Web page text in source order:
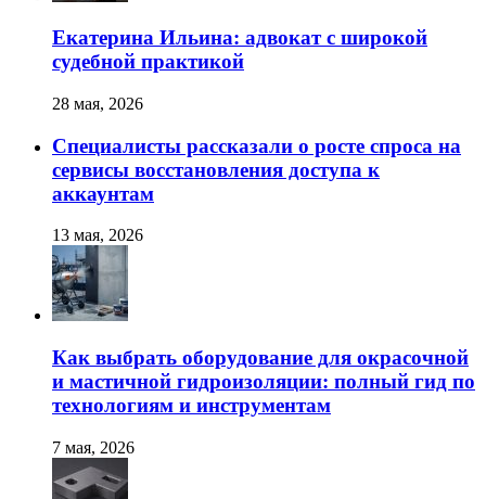
Екатерина Ильина: адвокат с широкой
судебной практикой
28 мая, 2026
Специалисты рассказали о росте спроса на
сервисы восстановления доступа к
аккаунтам
13 мая, 2026
Как выбрать оборудование для окрасочной
и мастичной гидроизоляции: полный гид по
технологиям и инструментам
7 мая, 2026